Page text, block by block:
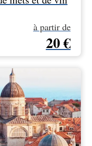
à partir de
20 €